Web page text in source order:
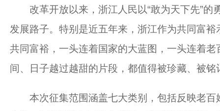
改革开放以来，浙江人民以“敢为天下先”的
发展路子。特别是近五年来，浙江作为共同富
共同富裕，一头连着国家的大蓝图，一头连着
间、日子越过越甜的片段，都值得被珍藏、被铭
本次征集范围涵盖七大类别，包括反映老百